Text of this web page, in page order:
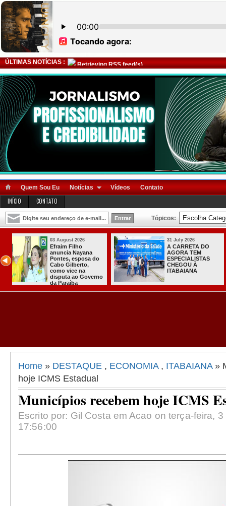
ÚLTIMAS NOTÍCIAS : Retrieving RSS feed(s)
Quem Sou Eu Notícias Vídeos Contato
INÍCIO CONTATO
Tópicos:
31 July 2026
Sistema do TSE
registra primeiras
candidaturas na
Paraíba
Com
do PT
Home » DESTAQUE , ECONOMIA, ITABAIANA»
hoje ICMS Estadual
Municípios recebem hoje ICMS
Escrito por: Gil Costa em Acao on terça-feira,
17:56:00